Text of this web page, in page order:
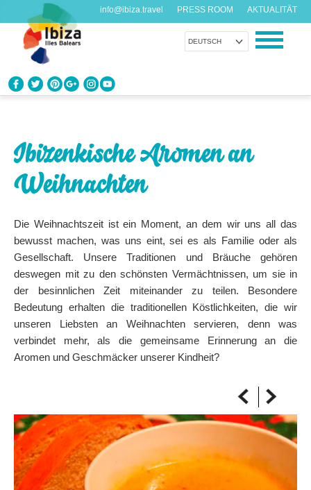
DEUTSCH
info@ibiza.travel PRESS ROOM AKTUALITÄT
GENIESSEN SIE IBIZA
Vorschläge für jeden Geschmack
AGENDA
Jeden Tag etwas Neues
ORGANISIEREN SIE IHRE REISE
Praktische Daten
AUF DIE KARTE
Kommen Sie immer an Ihrem Ziel an
Ibizenkische Aromen an
Weihnachten
Die Weihnachtszeit ist ein Moment, an dem wir uns all das
bewusst machen, was uns eint, sei es als Familie oder als
Gesellschaft. Unsere Traditionen und Bräuche gehören
deswegen mit zu den schönsten Vermächtnissen, um sie in
der besinnlichen Zeit miteinander zu teilen. Besondere
Bedeutung erhalten die traditionellen Köstlichkeiten, die wir
unseren Liebsten an Weihnachten servieren, denn was
verbindet mehr, als die gemeinsame Erinnerung an die
Aromen und Geschmäcker unserer Kindheit?